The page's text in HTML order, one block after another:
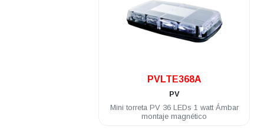
PVLTE368A
PV
Mini torreta PV 36 LEDs 1 watt Ámbar
montaje magnético